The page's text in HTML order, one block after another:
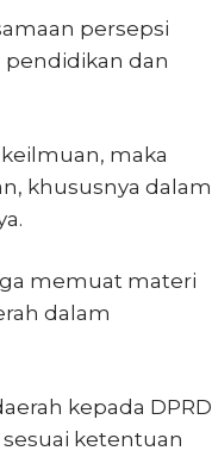
persepsi
pendidikan dan
maka
khususnya dalam
memuat materi
dalam
kepada DPRD
ketentuan